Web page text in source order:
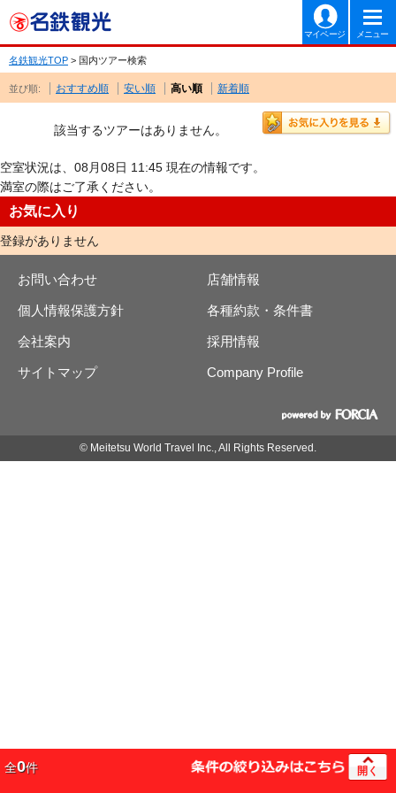
マイページ メニュー
名鉄観光TOP > 国内ツアー検索
並び順: おすすめ順 安い順 高い順 新着順
該当するツアーはありません。
空室状況は、08月08日 11:45 現在の情報です。
満室の際はご了承ください。
お気に入り
登録がありません
お問い合わせ 店舗情報
個人情報保護方針 各種約款・条件書
会社案内 採用情報
サイトマップ Company Profile
© Meitetsu World Travel Inc., All Rights Reserved.
全0件 開く